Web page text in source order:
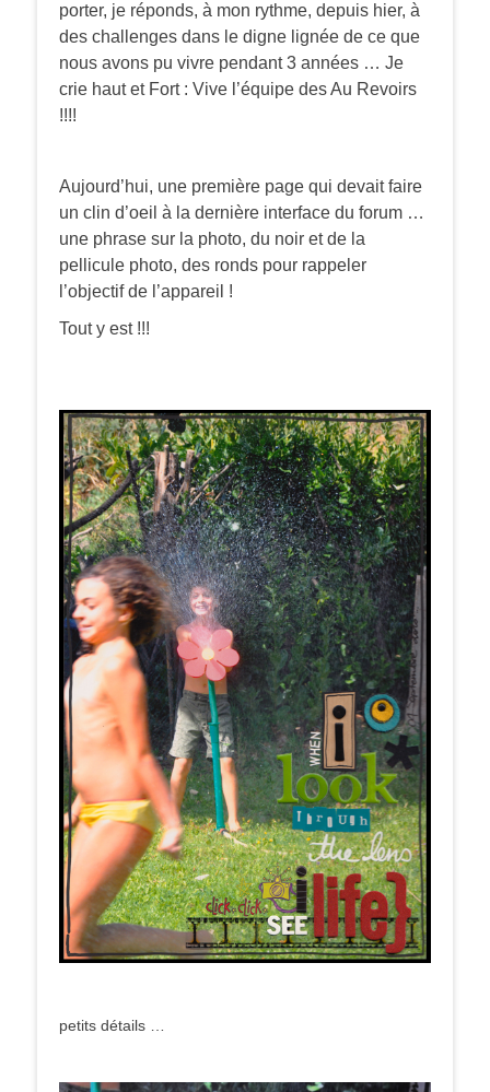
porter, je réponds, à mon rythme, depuis hier, à
des challenges dans le digne lignée de ce que
nous avons pu vivre pendant 3 années … Je
crie haut et Fort : Vive l’équipe des Au Revoirs
!!!!
Aujourd’hui, une première page qui devait faire
un clin d’oeil à la dernière interface du forum …
une phrase sur la photo, du noir et de la
pellicule photo, des ronds pour rappeler
l’objectif de l’appareil !
Tout y est !!!
petits détails …